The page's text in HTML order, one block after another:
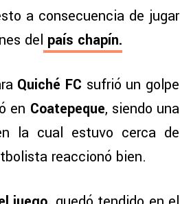
a consecuencia de jugar
del país chapín.
Quiché FC sufrió un golpe
en Coatepeque, siendo una
la cual estuvo cerca de
reaccionó bien.